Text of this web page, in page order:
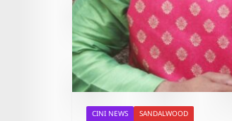
CINI NEWS SANDALWOOD